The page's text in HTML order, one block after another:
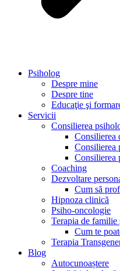
Psiholog
Despre mine
Despre tine
Educaţie şi
Servicii
Consilierea
Consilierea
Consilierea
Consilierea
Coaching
Dezvoltare
Cum să
Hipnoza clinică
Psiho-oncologie
Terapia de familie
Cum te
Terapia
Blog
Autocunoaștere